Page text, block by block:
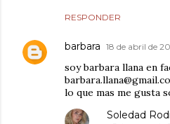
RESPONDER
barbara 18 de abril de
soy barbara llana en
lo que mas me gusta
Soledad